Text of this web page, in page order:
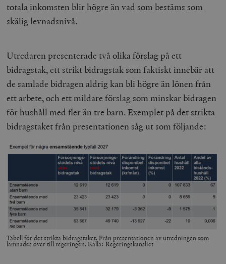
totala inkomsten blir högre än vad som bestäms som
skälig levnadsnivå.
Utredaren presenterade två olika förslag på ett
bidragstak, ett strikt bidragstak som faktiskt innebär att
de samlade bidragen aldrig kan bli högre än lönen från
ett arbete, och ett mildare förslag som minskar bidragen
för hushåll med fler än tre barn. Exemplet på det strikta
bidragstaket från presentationen såg ut som följande:
Tabell för det strikta bidragstaket. Från presentationen av utredningen som
lämnades över till regeringen. Källa: Regeringskansliet